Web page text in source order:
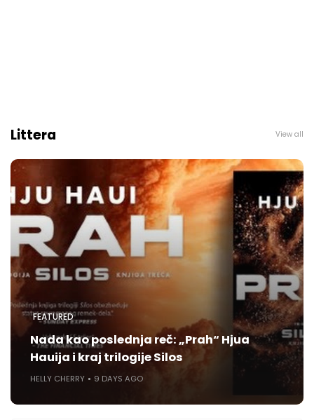
Littera View all
FEATURED
Nada kao poslednja reč: „Prah“ Hjua
Hauija i kraj trilogije Silos
HELLY CHERRY 9 DAYS AGO